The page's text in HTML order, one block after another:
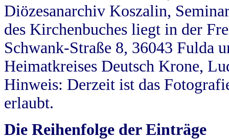
Diözesanarchiv Koszalin,
des Kirchenbuches liegt in der
Schwank-Straße 8, 36043 Fulda
Heimatkreises Deutsch Krone,
Hinweis: Derzeit ist das
erlaubt.
Die Reihenfolge der Einträge